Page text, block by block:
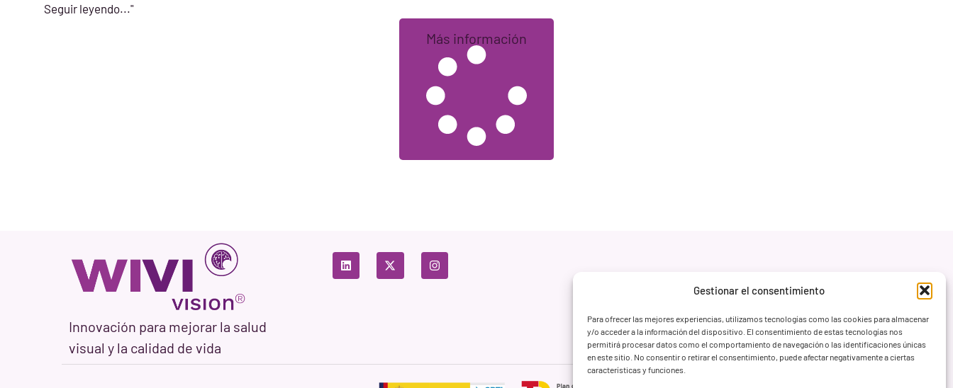
Gestionar el consentimiento
Para ofrecer las mejores experiencias, utilizamos tecnologías como las cookies para almacenar
y/o acceder a la información del dispositivo. El consentimiento de estas tecnologías nos
permitirá procesar datos como el comportamiento de navegación o las identificaciones únicas
en este sitio. No consentir o retirar el consentimiento, puede afectar negativamente a ciertas
características y funciones.
Seguir leyendo..."
Más información
Innovación para mejorar la salud
visual y la calidad de vida